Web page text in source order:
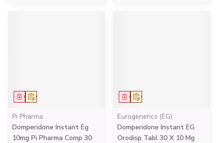
Op voorschrift
Geneesmiddel
Pi Pharma
Domperidone Instant Eg
10mg Pi Pharma Comp 30
Op voorschrift
Geneesmiddel
Eurogenerics (EG)
Domperidone Instant EG
Orodisp Tabl 30 X 10 Mg